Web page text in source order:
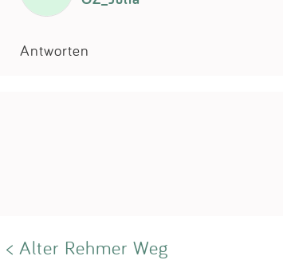
Antworten
< Alter Rehmer Weg